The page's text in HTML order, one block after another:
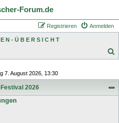
Forum.de
Anmelden
Registrieren
N - Ü B E R S I C H T
7. August 2026, 13:30
2026